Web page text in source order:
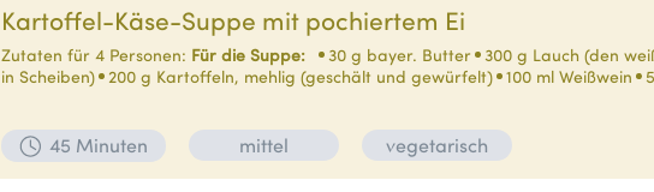
Kartoffel-Käse-Suppe mit pochiertem Ei
Zutaten für 4 Personen: Für die Suppe: 30 g bayer. Butter
300 g Lauch (den
in Scheiben)
200 g Kartoffeln, mehlig (geschält und gewürfelt) 100 ml Weißwein
45 Minuten mittel vegetarisch